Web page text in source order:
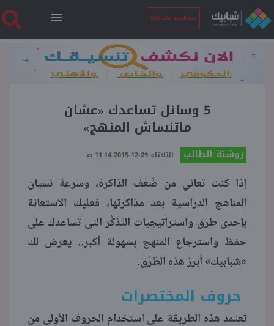
نتيجة الثانوية العامة 2026
الرئيسية
نتيجة الثانوية العامة 2026
فنجان قهوة
بوابة الطلبة
ملفات
منوعات
5 وسائل تساعدك «عشان
ماتنساش المنهج»
روشتة الطالب الثلاثاء 29-12-2015 11:14 صـ
إذا كنت تعاني من ضَعْف الذاكرة، وسرعة نسيان
المناهج الدراسية بعد مذاكرتها، فعليك الاستعانة
بإحدى طرق واستراتيجيات التَذَكُّر التى تساعدك على
حفظ واسترجاع المنهج بسهولة أكبر.. يعرض لك
«شبابيك» أبرز هذه الطُرُق.
حروف المختصرات
تعتمد هذه الطريقة على استخدام الحروف الأولى من